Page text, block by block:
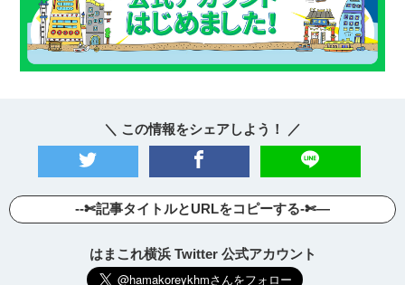
＼ この情報をシェアしよう！ ／
--✄記事タイトルとURLをコピーする-✄—
はまこれ横浜 Twitter 公式アカウント